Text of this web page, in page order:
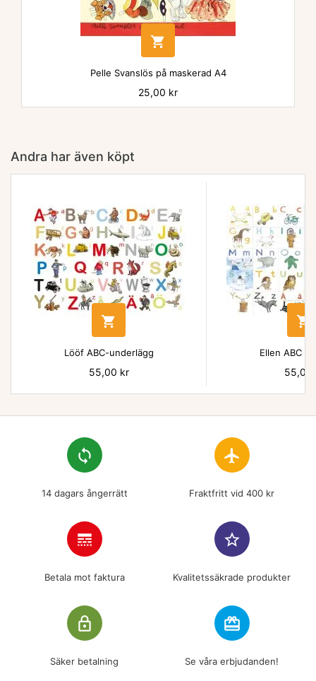

Pelle Svanslös på maskerad A4
Pris
25,00 kr
Andra har även köpt

Lööf ABC-underlägg
Pris
55,00 kr

Ellen ABC
Pris
55,00
loop
14 dagars ångerrätt
flight
Fraktfritt vid 400 kr
line_style
Betala mot faktura
star_border
Kvalitetssäkrade produkter
lock_outline
Säker betalning
redeem
Se våra erbjudanden!